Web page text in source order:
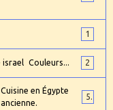
1
Couleurs... 2
Cuisine en Égypte
ancienne.
5